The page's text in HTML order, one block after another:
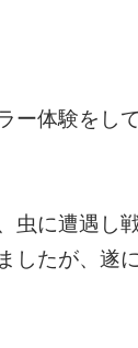
ー体験をし
虫に遭遇し
したが、遂